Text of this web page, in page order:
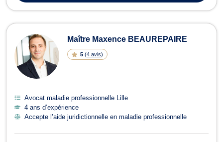
Maître Maxence BEAUREPAIRE
5 (4 avis)
Avocat maladie professionnelle Lille
4 ans d’expérience
Accepte l’aide juridictionnelle en maladie professionnelle